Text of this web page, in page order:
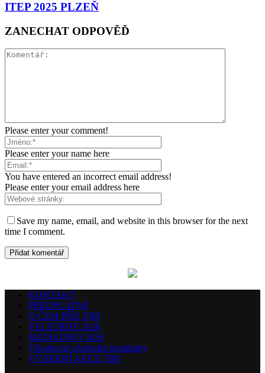
ITEP 2025 PLZEŇ
ZANECHAT ODPOVĚĎ
Please enter your comment!
Please enter your name here
You have entered an incorrect email address!
Please enter your email address here
Save my name, email, and website in this browser for the next
time I comment.
KONTAKT
PŘEDPLATNÉ
O ČEM PÍŠE TIM
VELETRHY 2026
MEDIAINFO 2026
Všeobecné obchodní podmínky
VÝHERNÍ AKCE TIM